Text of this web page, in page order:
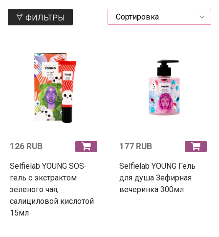
ФИЛЬТРЫ
126 RUB
Selfielab YOUNG SOS-
гель c экстрактом
зеленого чая,
салициловой кислотой
15мл
177 RUB
Selfielab YOUNG Гель
для душа Зефирная
вечеринка 300мл